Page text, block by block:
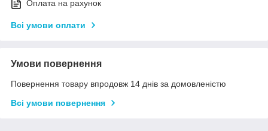
Оплата на рахунок
Всі умови оплати
Умови повернення
Повернення товару впродовж 14 днів за домовленістю
Всі умови повернення